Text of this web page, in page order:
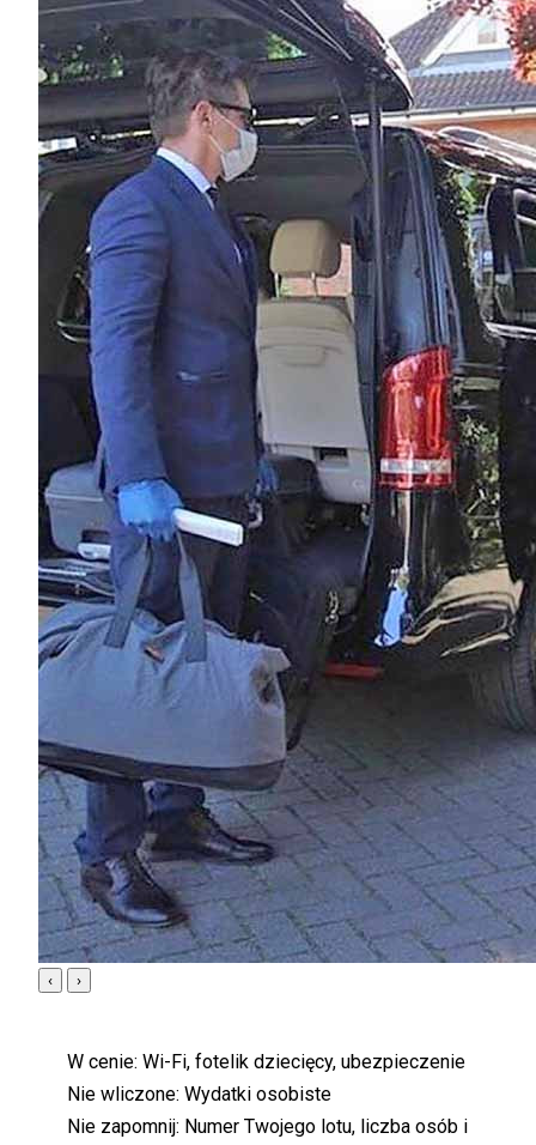
‹ ›
W cenie: Wi-Fi, fotelik dziecięcy, ubezpieczenie
Nie wliczone: Wydatki osobiste
Nie zapomnij: Numer Twojego lotu, liczba osób i